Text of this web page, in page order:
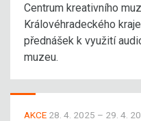
Centrum kreativního
Královéhradeckého
přednášek k využití
muzeu.
AKCE 28. 4. 2025 – 29. 4.